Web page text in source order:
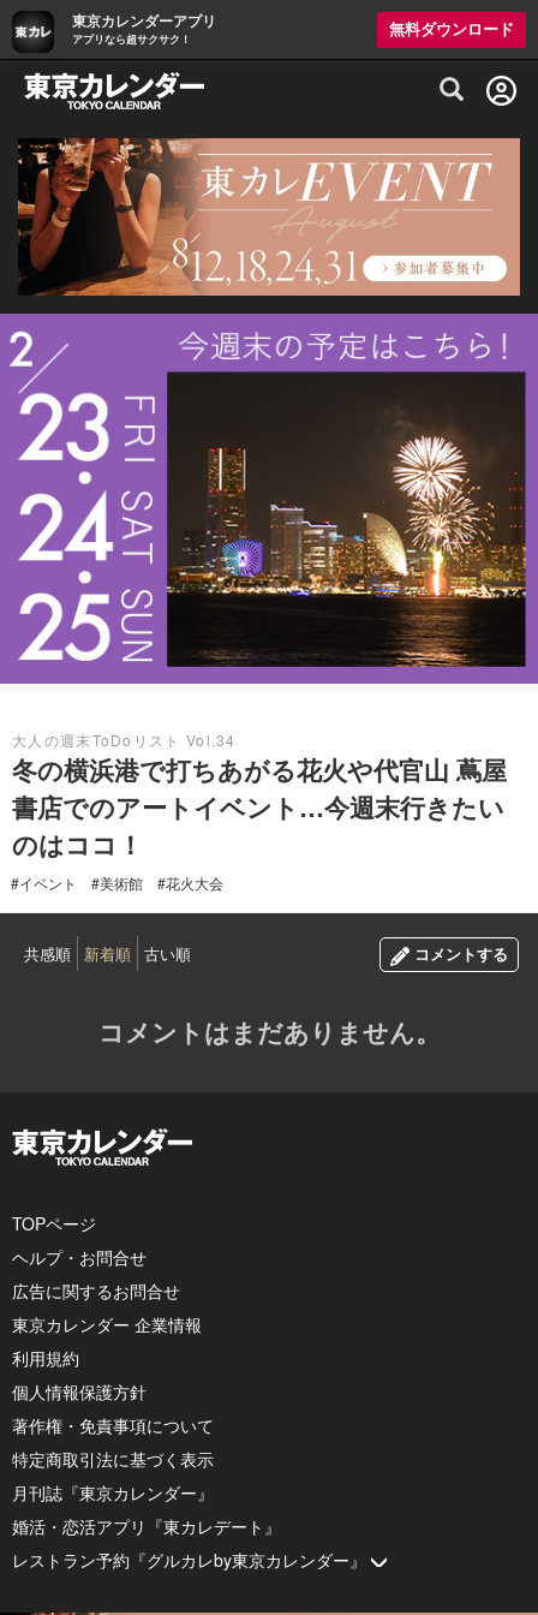
東京カレンダーアプリ
アプリなら超サクサク！
無料ダウンロード
グルメ情報・プレミアムレストラン予約
大人の週末ToDoリスト Vol.34
冬の横浜港で打ちあがる花火や代官山 蔦屋
書店でのアートイベント…今週末行きたい
のはココ！
#イベント #美術館 #花火大会
共感順 新着順 古い順 コメントする
コメントはまだありません。
TOPページ
ヘルプ・お問合せ
広告に関するお問合せ
東京カレンダー 企業情報
利用規約
個人情報保護方針
著作権・免責事項について
特定商取引法に基づく表示
月刊誌『東京カレンダー』
婚活・恋活アプリ『東カレデート』
レストラン予約『グルカレby東京カレンダー』